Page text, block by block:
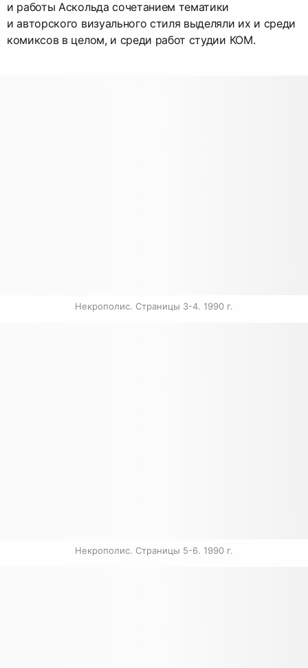
и работы Аскольда сочетанием тематики
и авторского визуального стиля выделяли их и среди
комиксов в целом, и среди работ студии КОМ.
Некрополис. Страницы 3-4. 1990 г.
Некрополис. Страницы 5-6. 1990 г.